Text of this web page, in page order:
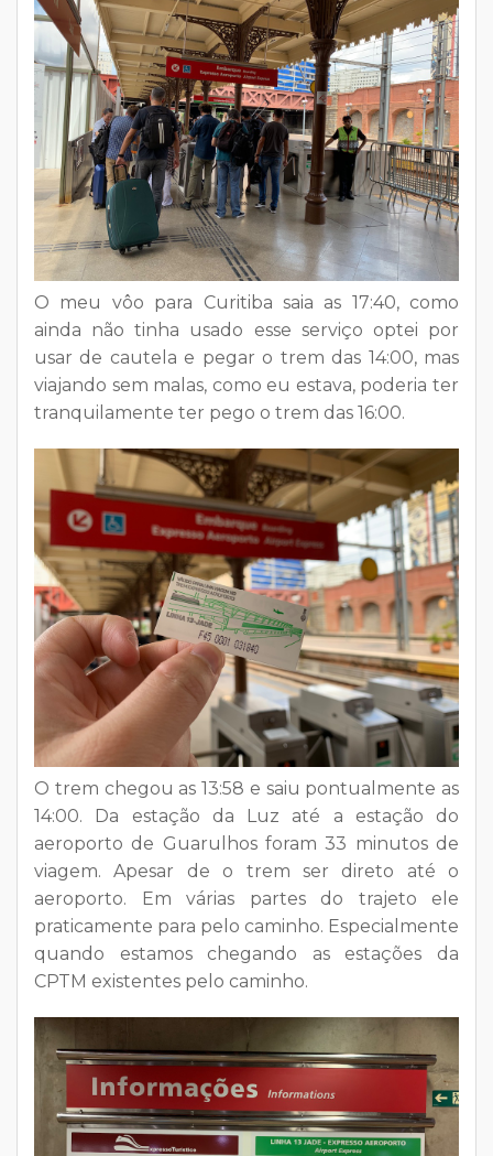
O meu vôo para Curitiba saia as 17:40, como
ainda não tinha usado esse serviço optei por
usar de cautela e pegar o trem das 14:00, mas
viajando sem malas, como eu estava, poderia ter
tranquilamente ter pego o trem das 16:00.
O trem chegou as 13:58 e saiu pontualmente as
14:00. Da estação da Luz até a estação do
aeroporto de Guarulhos foram 33 minutos de
viagem. Apesar de o trem ser direto até o
aeroporto. Em várias partes do trajeto ele
praticamente para pelo caminho. Especialmente
quando estamos chegando as estações da
CPTM existentes pelo caminho.